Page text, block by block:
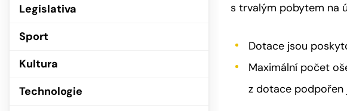
Legislativa
Sport
Kultura
Technologie
s trvalým pobytem na
Dotace jsou
Maximální počet
z dotace podpořen